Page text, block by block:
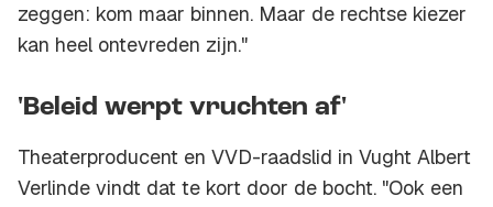
zeggen: kom maar binnen. Maar de rechtse kiezer
kan heel ontevreden zijn."
'Beleid werpt vruchten af'
Theaterproducent en VVD-raadslid in Vught Albert
Verlinde vindt dat te kort door de bocht. "Ook een